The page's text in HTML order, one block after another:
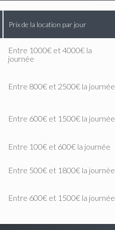
Prix de la location par jour
Entre 1000€ et 4000€ la
journée
Entre 800€ et 2500€ la journée
Entre 600€ et 1500€ la journée
Entre 100€ et 600€ la journée
Entre 500€ et 1800€ la journée
Entre 600€ et 1500€ la journée